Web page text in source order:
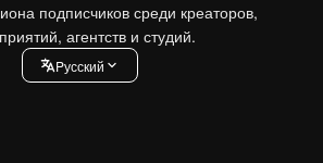
подписчиков среди креаторов,
агентств и студий.
Pусский